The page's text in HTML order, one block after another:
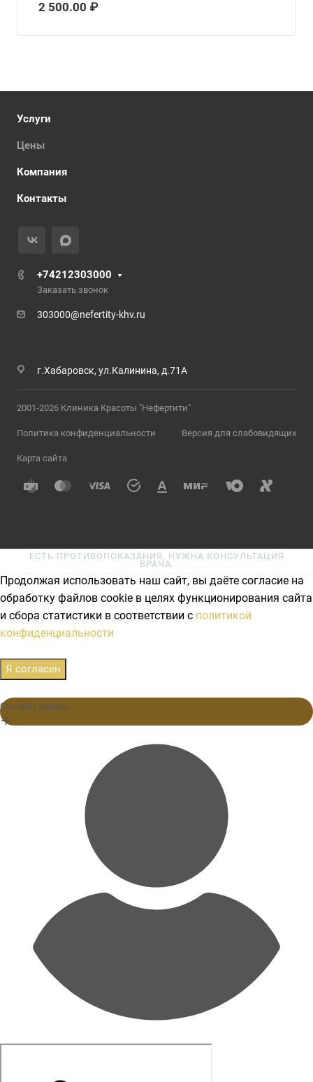
2 500.00 ₽
Услуги
Цены
Компания
Контакты
+74212303000
Заказать звонок
303000@nefertity-khv.ru
г.Хабаровск, ул.Калинина, д.71А
2001-2026 Клиника Красоты "Нефертити"
Политика конфиденциальности Версия для слабовидящих
Карта сайта
ЕСТЬ ПРОТИВОПОКАЗАНИЯ. НУЖНА КОНСУЛЬТАЦИЯ
ВРАЧА.
Продолжая использовать наш сайт, вы даёте согласие на
обработку файлов cookie в целях функционирования сайта
и сбора статистики в соответствии с политикой
конфиденциальности
Я согласен